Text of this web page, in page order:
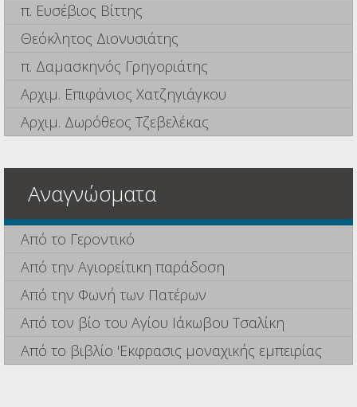
π. Ευσέβιος Βίττης
Θεόκλητος Διονυσιάτης
π. Δαμασκηνός Γρηγοριάτης
Αρχιμ. Επιφάνιος Χατζηγιάγκου
Αρχιμ. Δωρόθεος Τζεβελέκας
Αναγνώσματα
Από το Γεροντικό
Από την Αγιορείτικη παράδοση
Από την Φωνή των Πατέρων
Από τον βίο του Αγίου Ιάκωβου Τσαλίκη
Από το βιβλίο 'Εκφρασις μοναχικής εμπειρίας